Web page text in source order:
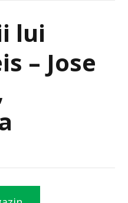
lui
– Jose